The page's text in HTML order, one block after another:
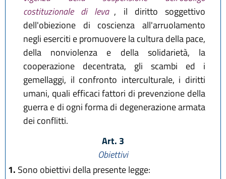
costituzionale di leva , il diritto soggettivo
dell'obiezione di coscienza all'arruolamento
negli eserciti e promuovere la cultura della pace,
della nonviolenza e della solidarietà, la
cooperazione decentrata, gli scambi ed i
gemellaggi, il confronto interculturale, i diritti
umani, quali efficaci fattori di prevenzione della
guerra e di ogni forma di degenerazione armata
dei conflitti.
Art. 3
Obiettivi
1. Sono obiettivi della presente legge: